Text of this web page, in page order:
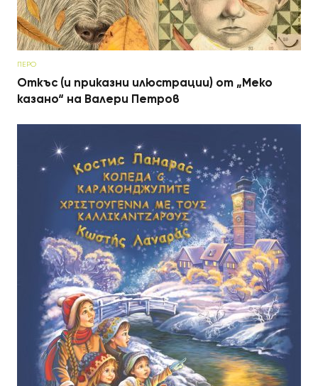
ПЕРО
Откъс (и приказни илюстрации) от „Меко
казано“ на Валери Петров